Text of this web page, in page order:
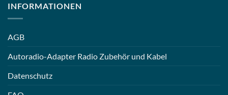
INFORMATIONEN
AGB
Autoradio-Adapter Radio Zubehör und Kabel
Datenschutz